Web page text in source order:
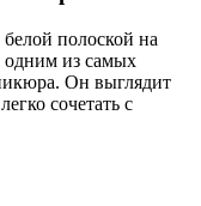
полоской на
одним из самых
Он выглядит
сочетать с